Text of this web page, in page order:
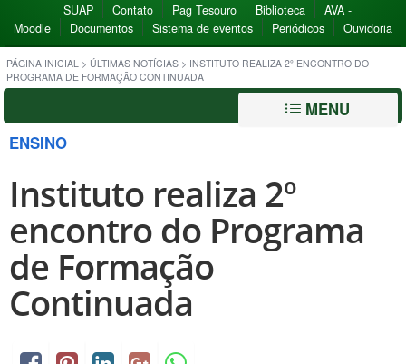
SUAP Contato Pag Tesouro Biblioteca
AVA -
Moodle
Documentos Sistema de eventos Periódicos Ouvidoria
PÁGINA INICIAL > ÚLTIMAS NOTÍCIAS > INSTITUTO REALIZA 2º ENCONTRO DO
PROGRAMA DE FORMAÇÃO CONTINUADA
MENU
ENSINO
Instituto realiza 2º
encontro do Programa
de Formação
Continuada